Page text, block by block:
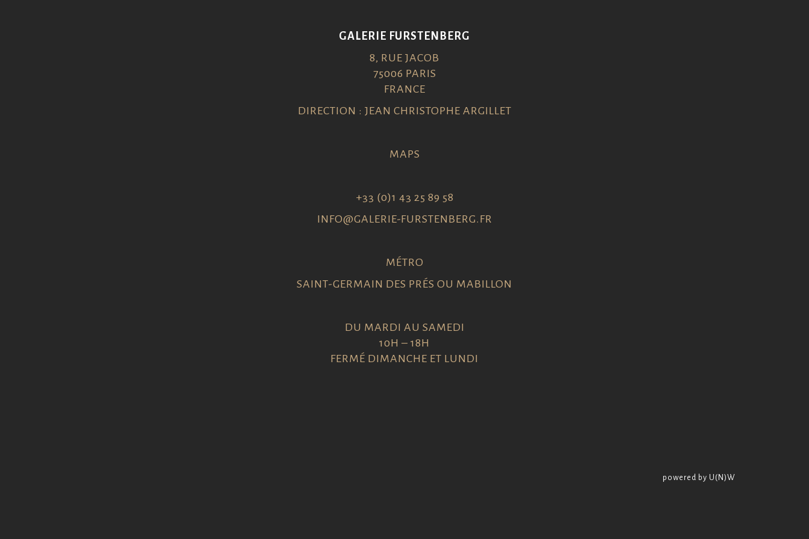
GALERIE FURSTENBERG
8, RUE JACOB
75006 PARIS
FRANCE
DIRECTION : JEAN CHRISTOPHE ARGILLET
MAPS
+33 (0)1 43 25 89 58
INFO@GALERIE-FURSTENBERG.FR
MÉTRO
SAINT-GERMAIN DES PRÉS OU MABILLON
DU MARDI AU SAMEDI
10H – 18H
FERMÉ DIMANCHE ET LUNDI
powered by U(N)W